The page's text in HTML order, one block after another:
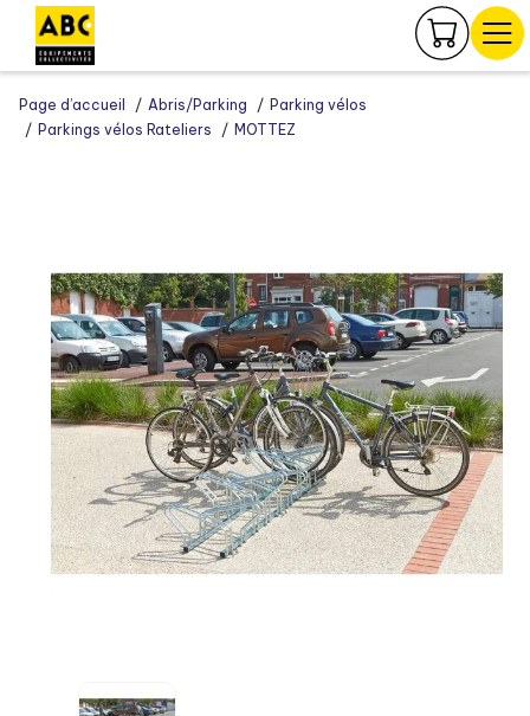
Page d’accueil Abris/Parking
Parking vélos
Parkings vélos Rateliers
MOTTEZ
Panneau de gestion des cookies